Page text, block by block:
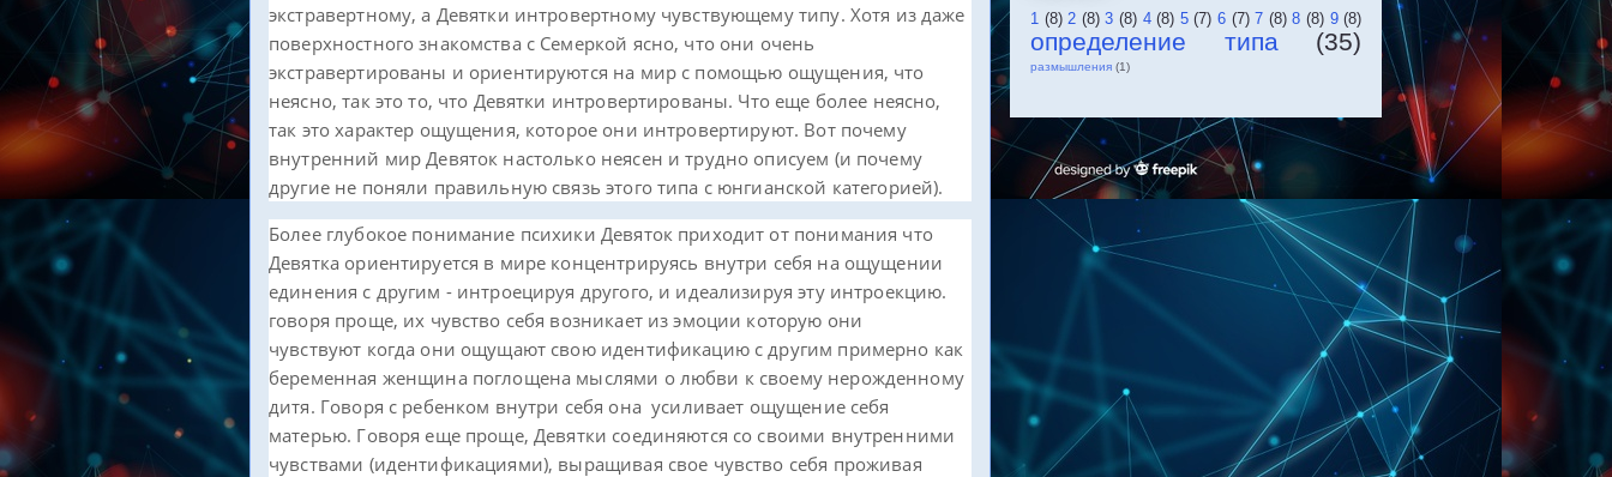
экстравертному, а Девятки интровертному чувствующему типу. Хотя из даже
поверхностного знакомства с Семеркой ясно, что они очень
экстравертированы и ориентируются на мир с помощью ощущения, что
неясно, так это то, что Девятки интровертированы. Что еще более неясно,
так это характер ощущения, которое они интровертируют. Вот почему
внутренний мир Девяток настолько неясен и трудно описуем (и почему
другие не поняли правильную связь этого типа с юнгианской категорией).
Более глубокое понимание психики Девяток приходит от понимания что
Девятка ориентируется в мире концентрируясь внутри себя на ощущении
единения с другим - интроецируя другого, и идеализируя эту интроекцию.
говоря проще, их чувство себя возникает из эмоции которую они
чувствуют когда они ощущают свою идентификацию с другим примерно как
беременная женщина поглощена мыслями о любви к своему нерожденному
дитя. Говоря с ребенком внутри себя она усиливает ощущение себя
матерью. Говоря еще проще, Девятки соединяются со своими внутренними
чувствами (идентификациями), выращивая свое чувство себя проживая
1 (8) 2 (8) 3 (8) 4 (8) 5 (7) 6 (7) 7 (8) 8 (8) 9 (8)
определение типа (35)
размышления (1)